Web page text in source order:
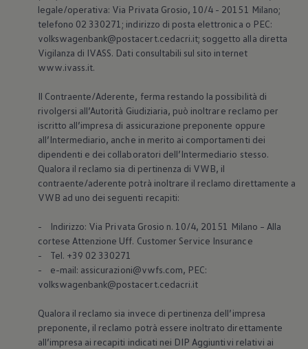
legale/operativa: Via Privata Grosio, 10/4 - 20151 Milano;
telefono 02 330271; indirizzo di posta elettronica o PEC:
volkswagenbank@postacert.cedacri.it; soggetto alla diretta
Vigilanza di IVASS. Dati consultabili sul sito internet
www.ivass.it.
Il Contraente/Aderente, ferma restando la possibilità di
rivolgersi all’Autorità Giudiziaria, può inoltrare reclamo per
iscritto all’impresa di assicurazione preponente oppure
all’Intermediario, anche in merito ai comportamenti dei
dipendenti e dei collaboratori dell’Intermediario stesso.
Qualora il reclamo sia di pertinenza di VWB, il
contraente/aderente potrà inoltrare il reclamo direttamente a
VWB ad uno dei seguenti recapiti:
- Indirizzo: Via Privata Grosio n. 10/4, 20151 Milano – Alla
cortese Attenzione Uff. Customer Service Insurance
- Tel. +39 02 330271
- e-mail: assicurazioni@vwfs.com, PEC:
volkswagenbank@postacert.cedacri.it
Qualora il reclamo sia invece di pertinenza dell’impresa
preponente, il reclamo potrà essere inoltrato direttamente
all’impresa ai recapiti indicati nei DIP Aggiuntivi relativi ai